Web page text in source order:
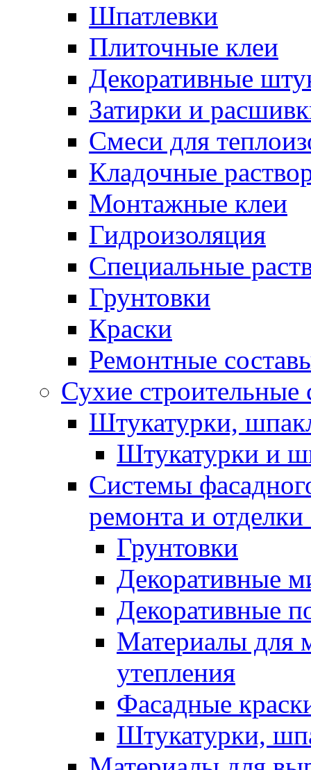
Шпатлевки
Плиточные клеи
Декоративные
Затирки и
Смеси для
Кладочные
Монтажные клеи
Гидроизоляция
Специальные
Грунтовки
Краски
Ремонтные
Сухие
Штукатурки,
Штукатурки и
Системы
ремонта и отделки
Грунтовки
Декоративные
Декоративные
Материалы для
утепления
Фасадные
Штукатурки,